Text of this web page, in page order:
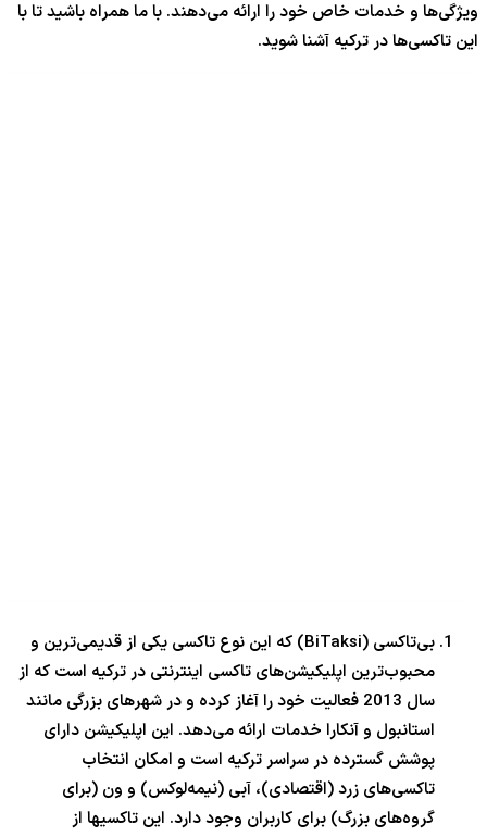
ویژگی‌ها و خدمات خاص خود را ارائه می‌دهند. با ما همراه باشید تا با
این تاکسی‌ها در ترکیه آشنا شوید.
بی‌تاکسی (BiTaksi) که این نوع تاکسی یکی از قدیمی‌ترین و
محبوب‌ترین اپلیکیشن‌های تاکسی اینترنتی در ترکیه است که از
سال 2013 فعالیت خود را آغاز کرده و در شهرهای بزرگی مانند
استانبول و آنکارا خدمات ارائه می‌دهد. این اپلیکیشن دارای
پوشش گسترده در سراسر ترکیه است و امکان انتخاب
تاکسی‌های زرد (اقتصادی)، آبی (نیمه‌لوکس) و ون (برای
گروه‌های بزرگ) برای کاربران وجود دارد. این تاکسیها از